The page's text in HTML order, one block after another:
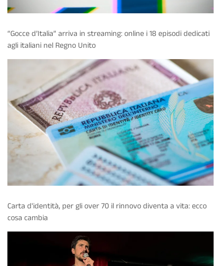
“Gocce d’Italia” arriva in streaming: online i 18 episodi dedicati
agli italiani nel Regno Unito
Carta d'identità, per gli over 70 il rinnovo diventa a vita: ecco
cosa cambia